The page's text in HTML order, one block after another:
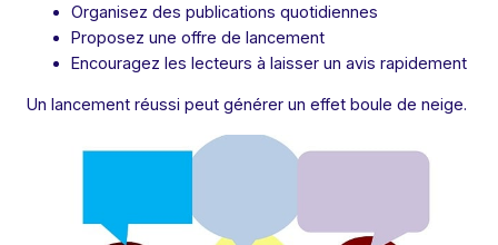
Organisez des publications quotidiennes
Proposez une offre de lancement
Encouragez les lecteurs à laisser un avis rapidement
Un lancement réussi peut générer un effet boule de neige.